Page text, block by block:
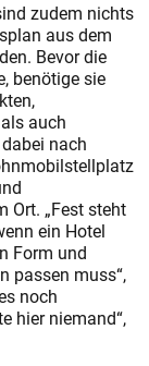
zudem nichts
aus dem
Bevor die
benötige sie
auch
nach
Ort. „Fest steht
ein Hotel
Form und
passen muss“,
noch
hier niemand“,